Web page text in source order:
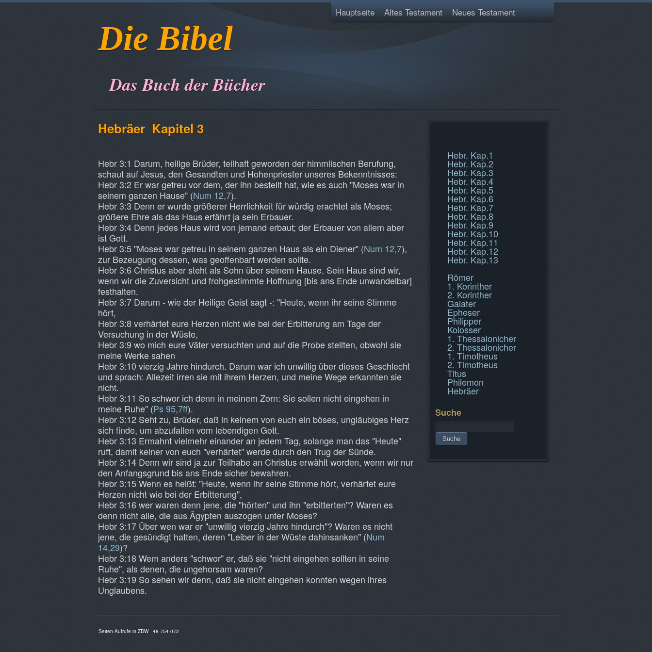
Die Bibel
Das Buch der Bücher
Hauptseite Altes Testament Neues Testament
Hebräer Kapitel 3
Hebr 3:1 Darum, heilige Brüder, teilhaft geworden der himmlischen Berufung,
schaut auf Jesus, den Gesandten und Hohenpriester unseres Bekenntnisses:
Hebr 3:2 Er war getreu vor dem, der ihn bestellt hat, wie es auch "Moses war in
seinem ganzen Hause" (Num 12,7).
Hebr 3:3 Denn er wurde größerer Herrlichkeit für würdig erachtet als Moses;
größere Ehre als das Haus erfährt ja sein Erbauer.
Hebr 3:4 Denn jedes Haus wird von jemand erbaut; der Erbauer von allem aber
ist Gott.
Hebr 3:5 "Moses war getreu in seinem ganzen Haus als ein Diener" (Num 12,7),
zur Bezeugung dessen, was geoffenbart werden sollte.
Hebr 3:6 Christus aber steht als Sohn über seinem Hause. Sein Haus sind wir,
wenn wir die Zuversicht und frohgestimmte Hoffnung [bis ans Ende unwandelbar]
festhalten.
Hebr 3:7 Darum - wie der Heilige Geist sagt -: "Heute, wenn ihr seine Stimme
hört,
Hebr 3:8 verhärtet eure Herzen nicht wie bei der Erbitterung am Tage der
Versuchung in der Wüste,
Hebr 3:9 wo mich eure Väter versuchten und auf die Probe stellten, obwohl sie
meine Werke sahen
Hebr 3:10 vierzig Jahre hindurch. Darum war ich unwillig über dieses Geschlecht
und sprach: Allezeit irren sie mit ihrem Herzen, und meine Wege erkannten sie
nicht.
Hebr 3:11 So schwor ich denn in meinem Zorn: Sie sollen nicht eingehen in
meine Ruhe" (Ps 95,7ff).
Hebr 3:12 Seht zu, Brüder, daß in keinem von euch ein böses, ungläubiges Herz
sich finde, um abzufallen vom lebendigen Gott.
Hebr 3:13 Ermahnt vielmehr einander an jedem Tag, solange man das "Heute"
ruft, damit keiner von euch "verhärtet" werde durch den Trug der Sünde.
Hebr 3:14 Denn wir sind ja zur Teilhabe an Christus erwählt worden, wenn wir nur
den Anfangsgrund bis ans Ende sicher bewahren.
Hebr 3:15 Wenn es heißt: "Heute, wenn ihr seine Stimme hört, verhärtet eure
Herzen nicht wie bei der Erbitterung",
Hebr 3:16 wer waren denn jene, die "hörten" und ihn "erbitterten"? Waren es
denn nicht alle, die aus Ägypten auszogen unter Moses?
Hebr 3:17 Über wen war er "unwillig vierzig Jahre hindurch"? Waren es nicht
jene, die gesündigt hatten, deren "Leiber in der Wüste dahinsanken" (Num
14,29)?
Hebr 3:18 Wem anders "schwor" er, daß sie "nicht eingehen sollten in seine
Ruhe", als denen, die ungehorsam waren?
Hebr 3:19 So sehen wir denn, daß sie nicht eingehen konnten wegen ihres
Unglaubens.
Hebr. Kap.1
Hebr. Kap.2
Hebr. Kap.3
Hebr. Kap.4
Hebr. Kap.5
Hebr. Kap.6
Hebr. Kap.7
Hebr. Kap.8
Hebr. Kap.9
Hebr. Kap.10
Hebr. Kap.11
Hebr. Kap.12
Hebr. Kap.13
Römer
1. Korinther
2. Korinther
Galater
Epheser
Philipper
Kolosser
1. Thessalonicher
2. Thessalonicher
1. Timotheus
2. Timotheus
Titus
Philemon
Hebräer
Suche
Seiten-Aufrufe in ZDW 48 754 072